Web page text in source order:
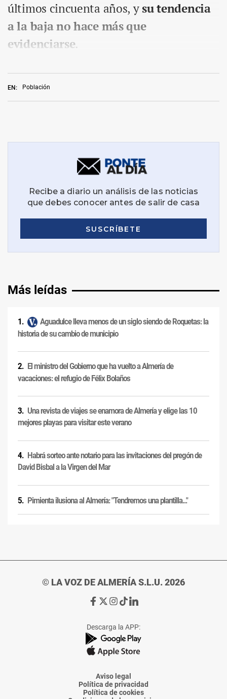
EN: Población
últimos cincuenta años, ysu tendencia
a la baja no hace más que
evidenciarse.
Más leídas
Aguadulce lleva menos de un siglo siendo de Roquetas: la
historia de su cambio de municipio
El ministro del Gobierno que ha vuelto a Almería de
vacaciones: el refugio de Félix Bolaños
Una revista de viajes se enamora de Almería y elige las 10
mejores playas para visitar este verano
Habrá sorteo ante notario para las invitaciones del pregón de
David Bisbal a la Virgen del Mar
Pimienta ilusiona al Almería: "Tendremos una plantilla..."
© LA VOZ DE ALMERÍA S.L.U. 2026
Ir
de
La
Voz
Almería
Ir
de
La
Voz
Almería
Ir
de
La
Voz
Almería
Ir
de
La
Voz
Almería
Ir
de
La
Voz
Descarga la APP:
Aviso legal
Política de privacidad
Política de cookies